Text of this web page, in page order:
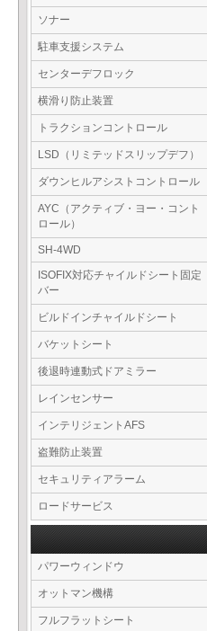
ソナー
駐車支援システム
センターデフロック
横滑り防止装置
トラクションコントロール
LSD（リミテッドスリップデフ）
ダウンヒルアシストコントロール
AYC（アクティブ・ヨー・コント
ロール）
SH-4WD
ISOFIX対応チャイルドシート固定
バー
ビルドインチャイルドシート
バケットシート
後退時連動式ドアミラー
レインセンサー
インテリジェントAFS
盗難防止装置
セキュリティアラーム
ロードサービス
パワーウィンドウ
オットマン機構
フルフラットシート